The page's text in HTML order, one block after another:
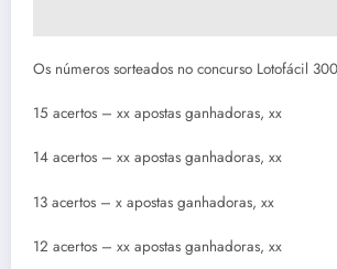
Os números sorteados no concurso Lotofácil
15 acertos – xx apostas ganhadoras, xx
14 acertos – xx apostas ganhadoras, xx
13 acertos – x apostas ganhadoras, xx
12 acertos – xx apostas ganhadoras, xx